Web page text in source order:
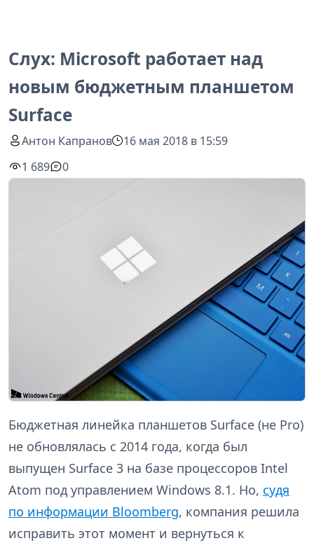
Слух: Microsoft работает над
новым бюджетным планшетом
Surface
Антон Капранов
16 мая 2018 в 15:59
1 689
0
Бюджетная линейка планшетов Surface (не Pro)
не обновлялась с 2014 года, когда был
выпущен Surface 3 на базе процессоров Intel
Atom под управлением Windows 8.1. Но, судя
по информации Bloomberg, компания решила
исправить этот момент и вернуться к